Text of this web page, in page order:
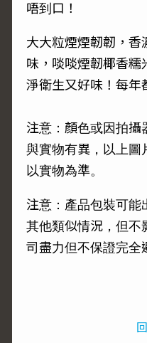
唔到口！
大大粒煙煙韌韌，香
味，啖啖煙韌椰香糯
淨衛生又好味！每年
注意：顏色或因拍攝
與實物有異，以上圖
以實物為準。
注意：產品包裝可能
其他類似情況，但不
司盡力但不保證完全